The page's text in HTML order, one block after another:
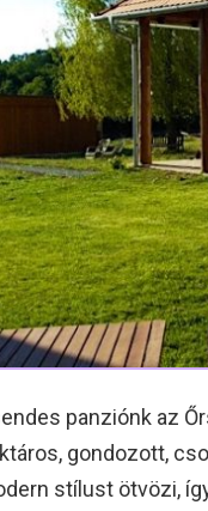
panziónk az
gondozott,
stílust ötvözi,